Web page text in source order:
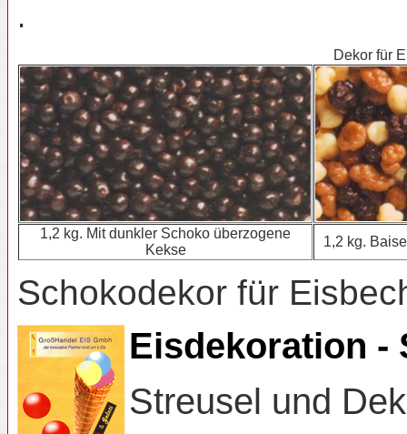
.
Dekor für
1,2 kg. Mit dunkler Schoko überzogene
Kekse
1,2 kg.
Schokodekor für
Eisdekoration -
Streusel und